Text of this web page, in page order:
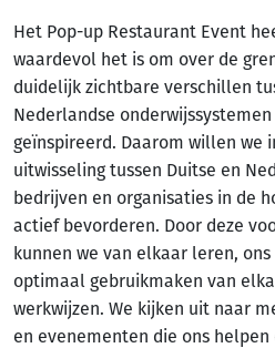
Het Pop-up Restaurant Event
waardevol het is om over de
duidelijk zichtbare verschillen
Nederlandse
geïnspireerd. Daarom willen we
uitwisseling tussen Duitse en
bedrijven en organisaties in de
actief bevorderen. Door deze
kunnen we van elkaar leren,
optimaal gebruikmaken van
werkwijzen. We kijken uit naar
en evenementen die ons helpen